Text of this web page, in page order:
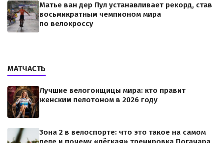
Матье ван дер Пул устанавливает рекорд, став
восьмикратным чемпионом мира
по велокроссу
МАТЧАСТЬ
Лучшие велогонщицы мира: кто правит
женским пелотоном в 2026 году
Зона 2 в велоспорте: что это такое на самом